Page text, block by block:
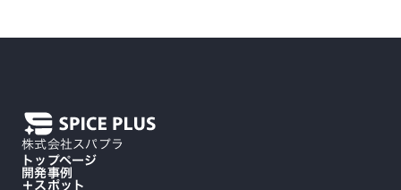
株式会社スパプラ
トップページ
開発事例
＋スポット